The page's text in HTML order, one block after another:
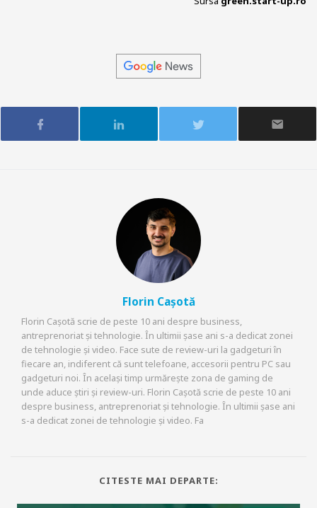
Florin Cașotă
Florin Cașotă scrie de peste 10 ani despre business,
antreprenoriat și tehnologie. În ultimii șase ani s-a dedicat zonei
de tehnologie și video. Face sute de review-uri la gadgeturi în
fiecare an, indiferent că sunt telefoane, accesorii pentru PC sau
gadgeturi noi. În același timp urmărește zona de gaming de
unde aduce știri și review-uri. Florin Cașotă scrie de peste 10 ani
despre business, antreprenoriat și tehnologie. În ultimii șase ani
s-a dedicat zonei de tehnologie și video. Fa
CITESTE MAI DEPARTE: